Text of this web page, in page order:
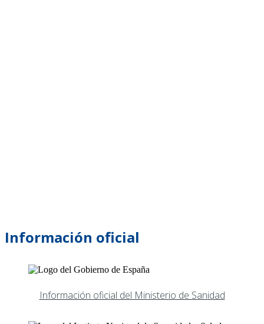
Información oficial
Información oficial del Ministerio de Sanidad